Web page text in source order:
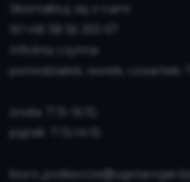
Skontaktuj się z nami
Infolinia czynna:
poniedziałek, worek, czwartek:
środa: 7:15-16:15,
piątek: 7:15-14:15
biuro_podawcze@ugstarogard.pl